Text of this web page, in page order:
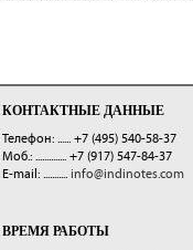
КОНТАКТНЫЕ ДАННЫЕ
Телефон: ...... +7 (495) 540-58-37
Моб.: .............. +7 (917) 547-84-37
E-mail: ........... info@indinotes.com
ВРЕМЯ РАБОТЫ